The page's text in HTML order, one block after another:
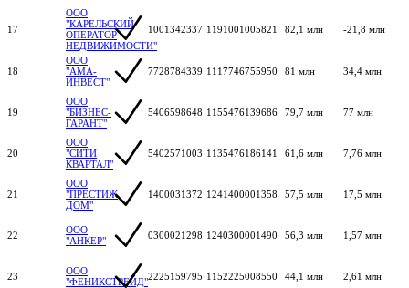
17
ООО
"КАРЕЛЬСКИЙ
ОПЕРАТОР
НЕДВИЖИМОСТИ"
1001342337 1191001005821 82,1 млн -21,8 млн
18
ООО
"АМА-
ИНВЕСТ"
7728784339 1117746755950 81 млн 34,4 млн
19
ООО
"БИЗНЕС-
ГАРАНТ"
5406598648 1155476139686 79,7 млн 77 млн
20
ООО
"СИТИ
КВАРТАЛ"
5402571003 1135476186141 61,6 млн 7,76 млн
21
ООО
"ПРЕСТИЖ
ДОМ"
1400031372 1241400001358 57,5 млн 17,5 млн
22
ООО
"АНКЕР"
0300021298 1240300001490 56,3 млн 1,57 млн
23
ООО
"ФЕНИКСТРЕЙД"2225159795 1152225008550 44,1 млн 2,61 млн